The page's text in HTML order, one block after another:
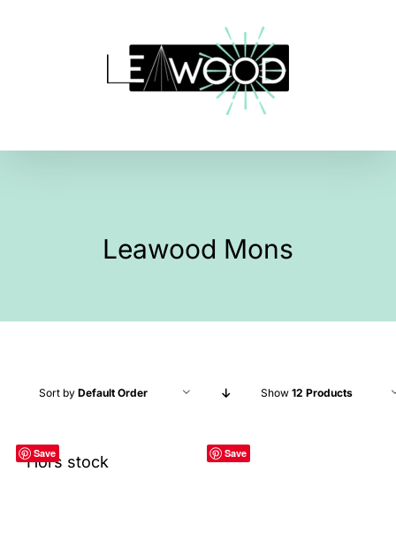
Leawood Mons
Sort by Default Order Show 12 Products
Save
Hors stock Save